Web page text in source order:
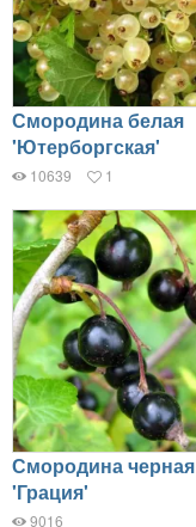
Смородина белая
'Ютерборгская'
10639 1
Смородина черная
'Грация'
9016